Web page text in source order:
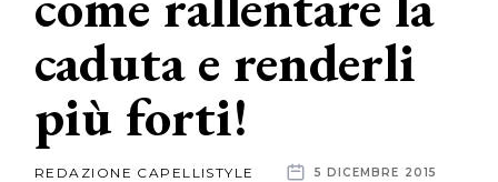
News
News
dalle
caduta e renderli
più forti!
REDAZIONE CAPELLISTYLE 5 DICEMBRE 2015